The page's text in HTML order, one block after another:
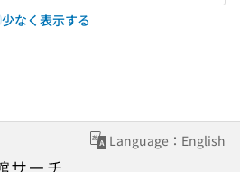
少なく表示する
Language：English